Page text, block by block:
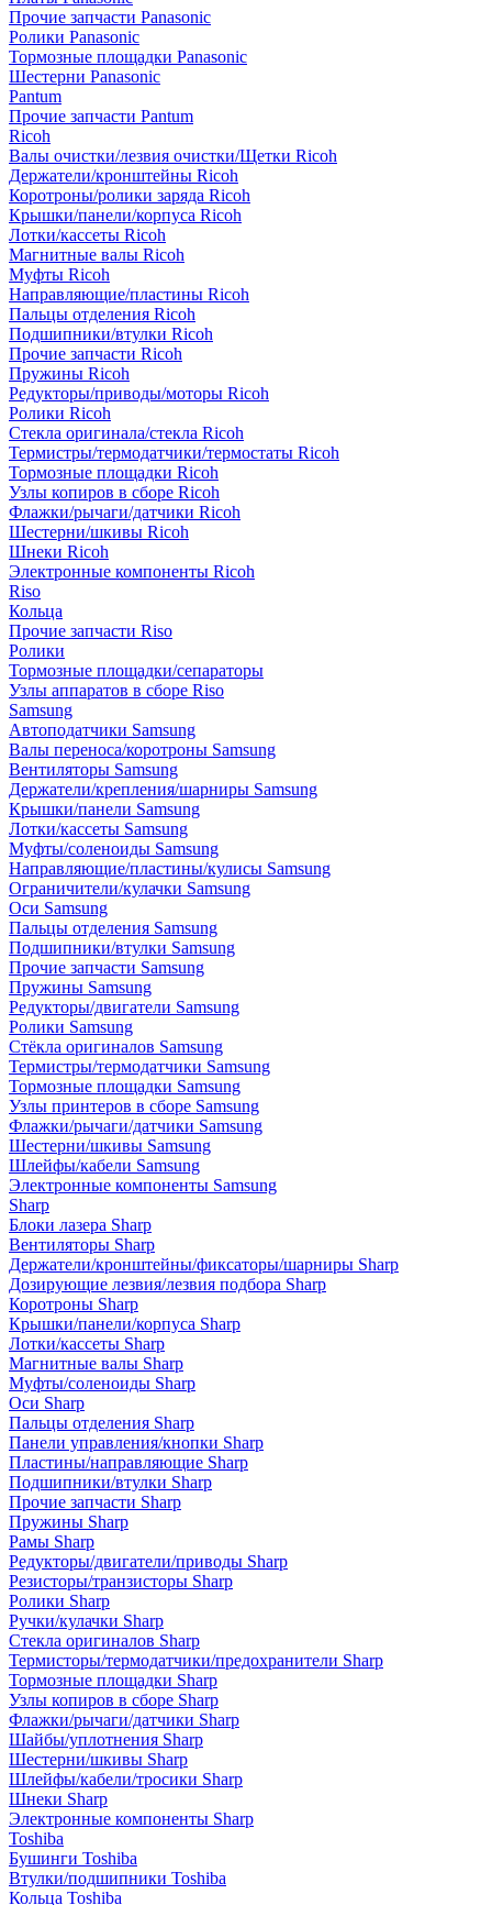
Прочие запчасти Panasonic
Ролики Panasonic
Тормозные площадки Panasonic
Шестерни Panasonic
Pantum
Прочие запчасти Pantum
Ricoh
Валы очистки/лезвия очистки/Щетки Ricoh
Держатели/кронштейны Ricoh
Коротроны/ролики заряда Ricoh
Крышки/панели/корпуса Ricoh
Лотки/кассеты Ricoh
Магнитные валы Ricoh
Муфты Ricoh
Направляющие/пластины Ricoh
Пальцы отделения Ricoh
Подшипники/втулки Ricoh
Прочие запчасти Ricoh
Пружины Ricoh
Редукторы/приводы/моторы Ricoh
Ролики Ricoh
Стекла оригинала/стекла Ricoh
Термистры/термодатчики/термостаты Ricoh
Тормозные площадки Ricoh
Узлы копиров в сборе Ricoh
Флажки/рычаги/датчики Ricoh
Шестерни/шкивы Ricoh
Шнеки Ricoh
Электронные компоненты Ricoh
Riso
Кольца
Прочие запчасти Riso
Ролики
Тормозные площадки/сепараторы
Узлы аппаратов в сборе Riso
Samsung
Автоподатчики Samsung
Валы переноса/коротроны Samsung
Вентиляторы Samsung
Держатели/крепления/шарниры Samsung
Крышки/панели Samsung
Лотки/кассеты Samsung
Муфты/соленоиды Samsung
Направляющие/пластины/кулисы Samsung
Ограничители/кулачки Samsung
Оси Samsung
Пальцы отделения Samsung
Подшипники/втулки Samsung
Прочие запчасти Samsung
Пружины Samsung
Редукторы/двигатели Samsung
Ролики Samsung
Стёкла оригиналов Samsung
Термистры/термодатчики Samsung
Тормозные площадки Samsung
Узлы принтеров в сборе Samsung
Флажки/рычаги/датчики Samsung
Шестерни/шкивы Samsung
Шлейфы/кабели Samsung
Электронные компоненты Samsung
Sharp
Блоки лазера Sharp
Вентиляторы Sharp
Держатели/кронштейны/фиксаторы/шарниры Sharp
Дозирующие лезвия/лезвия подбора Sharp
Коротроны Sharp
Крышки/панели/корпуса Sharp
Лотки/кассеты Sharp
Магнитные валы Sharp
Муфты/соленоиды Sharp
Оси Sharp
Пальцы отделения Sharp
Панели управления/кнопки Sharp
Пластины/направляющие Sharp
Подшипники/втулки Sharp
Прочие запчасти Sharp
Пружины Sharp
Рамы Sharp
Редукторы/двигатели/приводы Sharp
Резисторы/транзисторы Sharp
Ролики Sharp
Ручки/кулачки Sharp
Стекла оригиналов Sharp
Термисторы/термодатчики/предохранители Sharp
Тормозные площадки Sharp
Узлы копиров в сборе Sharp
Флажки/рычаги/датчики Sharp
Шайбы/уплотнения Sharp
Шестерни/шкивы Sharp
Шлейфы/кабели/тросики Sharp
Шнеки Sharp
Электронные компоненты Sharp
Toshiba
Бушинги Toshiba
Втулки/подшипники Toshiba
Кольца Toshiba